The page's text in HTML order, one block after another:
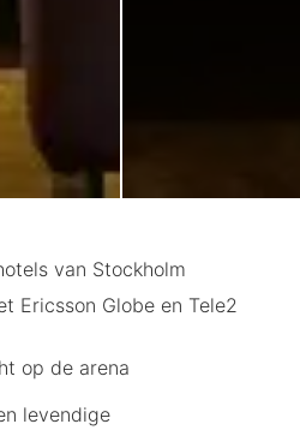
van Stockholm
Ericsson Globe en Tele2
op de arena
levendige